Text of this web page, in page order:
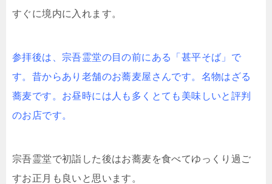
すぐに境内に入れます。
参拝後は、宗吾霊堂の目の前にある「甚平そば」で
す。昔からあり老舗のお蕎麦屋さんです。名物はざる
蕎麦です。お昼時には人も多くとても美味しいと評判
のお店です。
宗吾霊堂で初詣した後はお蕎麦を食べてゆっくり過ご
すお正月も良いと思います。